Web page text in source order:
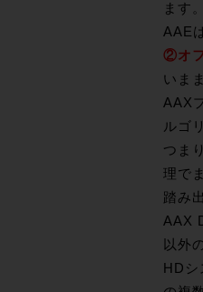
ます
AAE
②オ
いま
AAX
ルゴ
つま
理で
踏み
AAX
以外
HD